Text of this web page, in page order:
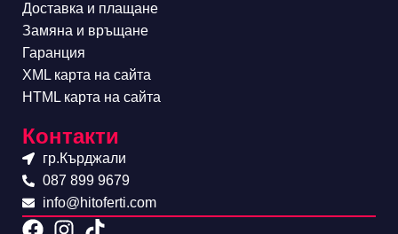
Доставка и плащане
Замяна и връщане
Гаранция
XML карта на сайта
HTML карта на сайта
Контакти
гр.Кърджали
087 899 9679
info@hitoferti.com